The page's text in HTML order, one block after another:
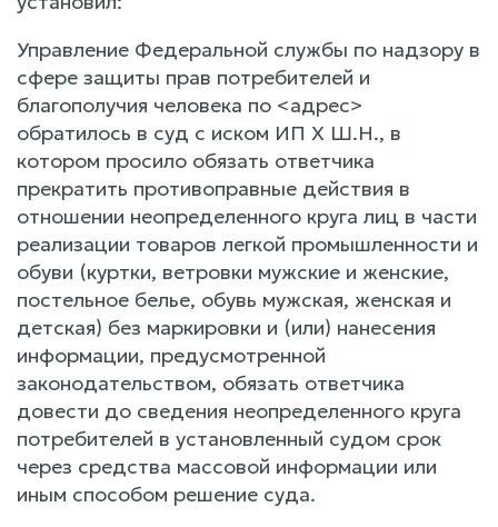
Управление Федеральной службы по надзору в
сфере защиты прав потребителей и
благополучия человека по <адрес>
обратилось в суд с иском ИП Х Ш.Н., в
котором просило обязать ответчика
прекратить противоправные действия в
отношении неопределенного круга лиц в части
реализации товаров легкой промышленности и
обуви (куртки, ветровки мужские и женские,
постельное белье, обувь мужская, женская и
детская) без маркировки и (или) нанесения
информации, предусмотренной
законодательством, обязать ответчика
довести до сведения неопределенного круга
потребителей в установленный судом срок
через средства массовой информации или
иным способом решение суда.